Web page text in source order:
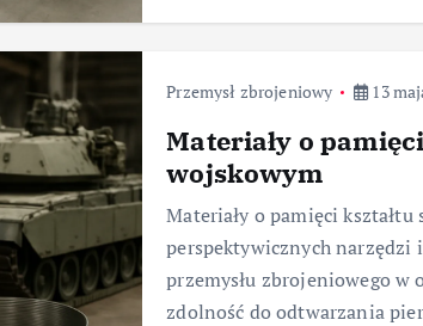
Przemysł zbrojeniowy 13
Materiały o
wojskowym
Materiały o pamięci
perspektywicznych
przemysłu zbrojeniowego w
zdolność do odtwarzania